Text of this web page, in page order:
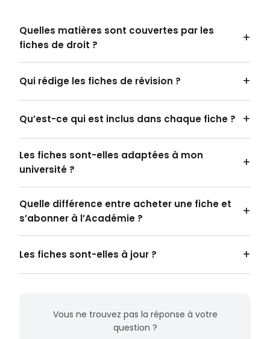
Quelles matières sont couvertes par les
fiches de droit ?
Qui rédige les fiches de révision ?
Qu’est-ce qui est inclus dans chaque fiche ?
Les fiches sont-elles adaptées à mon
université ?
Quelle différence entre acheter une fiche et
s’abonner à l’Académie ?
Les fiches sont-elles à jour ?
Vous ne trouvez pas la réponse à votre
question ?